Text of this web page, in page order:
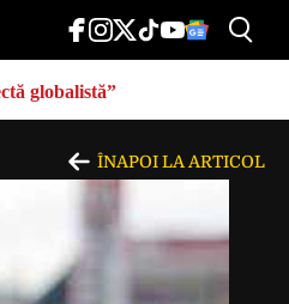
globalistă”
ÎNAPOI LA ARTICOL